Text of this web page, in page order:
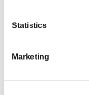
Statistics
Marketing